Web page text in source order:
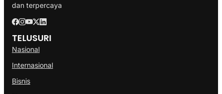
dan terpercaya
TELUSURI
Nasional
Internasional
Bisnis